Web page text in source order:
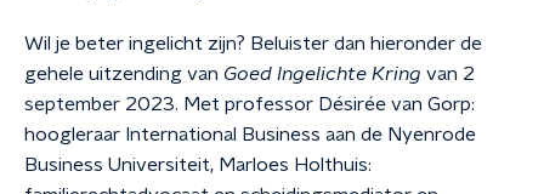
Wil je beter ingelicht zijn? Beluister dan hieronder de
gehele uitzending van Goed Ingelichte Kring van 2
september 2023. Met professor Désirée van Gorp:
hoogleraar International Business aan de Nyenrode
Business Universiteit, Marloes Holthuis: